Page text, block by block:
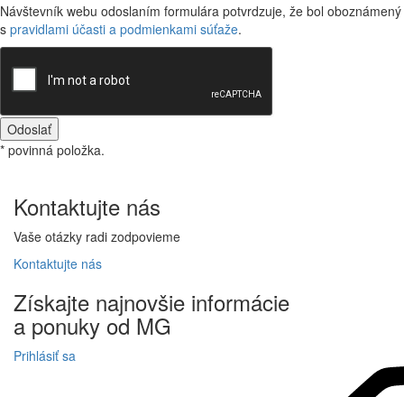
Návštevník webu odoslaním formulára potvrdzuje, že bol oboznámený
s pravidlami účasti a podmienkami súťaže.
Odoslať
* povinná položka.
Kontaktujte nás
Vaše otázky radi zodpovieme
Kontaktujte nás
Získajte najnovšie informácie
a ponuky od MG
Prihlásiť sa